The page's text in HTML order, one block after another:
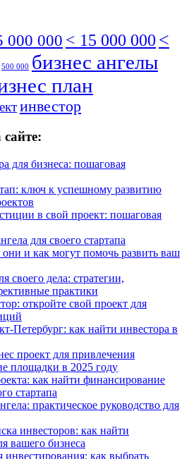
000 000 < 15 000 000 <
500 000 бизнес ангелы
план
инвестор
для бизнеса: пошаговая
ключ к успешному развитию
в свой проект: пошаговая
для своего стартапа
и как могут помочь развить ваш
своего дела: стратегии,
практики
откройте свой проект для
Петербург: как найти инвестора в
проект для привлечения
площадки в 2025 году
как найти финансирование
стартапа
практическое руководство для
инвесторов: как найти
вашего бизнеса
инвестирования: как выбрать